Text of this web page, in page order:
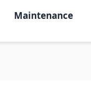
Maintenance